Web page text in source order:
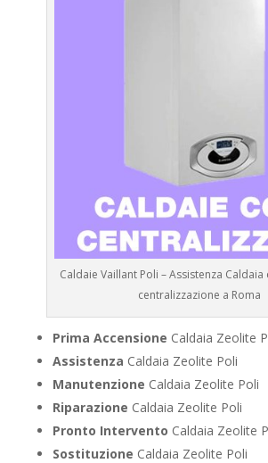
Caldaie Vaillant Poli – Assistenza
centralizzazione a Roma
Prima Accensione Caldaia Zeolite
Assistenza Caldaia Zeolite Poli
Manutenzione Caldaia Zeolite Poli
Riparazione Caldaia Zeolite Poli
Pronto Intervento Caldaia Zeolite
Sostituzione Caldaia Zeolite Poli